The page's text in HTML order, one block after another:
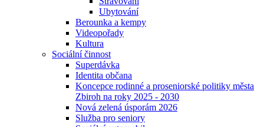
Ubytování
Berounka a kempy
Videopořady
Kultura
Sociální činnost
Superdávka
Identita občana
Koncepce rodinné a proseniorské politiky města
Zbiroh na roky 2025 - 2030
Nová zelená úsporám 2026
Služba pro seniory